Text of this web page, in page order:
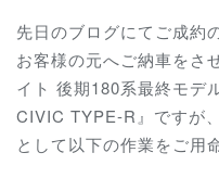
先日のブログにてご成約
お客様の元へご納車をさ
イト 後期180系最終モデ
CIVIC TYPE-R』ですが
として以下の作業をご用